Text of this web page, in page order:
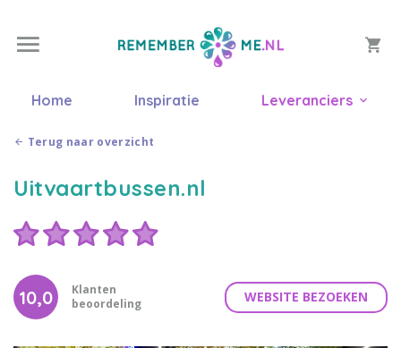
Home Inspiratie Leveranciers
Terug naar overzicht
Uitvaartbussen.nl
Klanten
beoordeling
10,0 WEBSITE BEZOEKEN